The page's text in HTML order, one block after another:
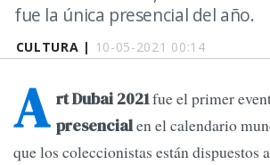
CULTURA | 10-05-2021 00:14
fue la única presencial del año.
A rt Dubai 2021fue el primer
presencialen el calendario
que los coleccionistas están dispuestos